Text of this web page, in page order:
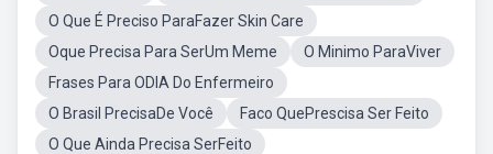
O Que É Preciso ParaFazer Skin Care
Oque Precisa Para SerUm Meme
O Minimo ParaViver
Frases Para ODIA Do Enfermeiro
O Brasil PrecisaDe Você
Faco QuePrescisa Ser Feito
O Que Ainda Precisa SerFeito